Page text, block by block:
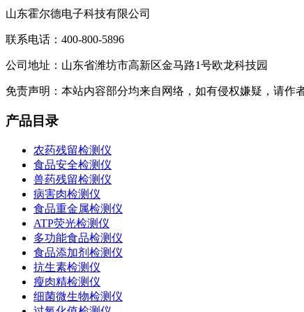
山东霍尔德电子科技有限公司
联系电话：400-800-5896
公司地址：山东省潍坊市高新区金马路1号欧龙科技园
免责声明：本站内容部分均来自网络，如有侵权嫌疑，请作
产品目录
农药残留检测仪
食品安全检测仪
兽药残留检测仪
病害肉检测仪
食品重金属检测仪
ATP荧光检测仪
多功能食品检测仪
食品添加剂检测仪
抗生素检测仪
瘦肉精检测仪
细菌微生物检测仪